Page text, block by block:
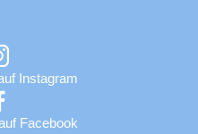
Instagram
Facebook